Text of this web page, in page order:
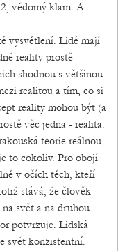
vědomý klam. A
vysvětlení. Lidé mají
reality prostě
shodnou s většinou
realitou a tím, co si
reality mohou být (a
věc jedna - realita.
teorie reálnou,
to cokoliv. Pro obojí
v očích těch, kteří
stává, že člověk
svět a na druhou
potvrzuje. Lidská
svět konzistentní.